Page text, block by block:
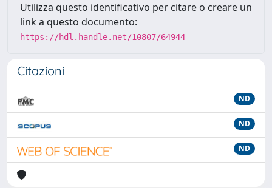
Utilizza questo identificativo per citare o creare un
link a questo documento:
https://hdl.handle.net/10807/64944
Citazioni
ND
ND
ND